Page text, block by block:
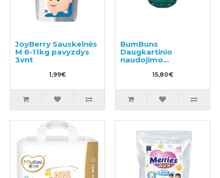
JoyBerry Sauskelnės
M 6-11kg pavyzdys
3vnt
1,99€
BumBuns
Daugkartinio
naudojimo
sauskelnės
plaukimui ir tualeto
15,80€